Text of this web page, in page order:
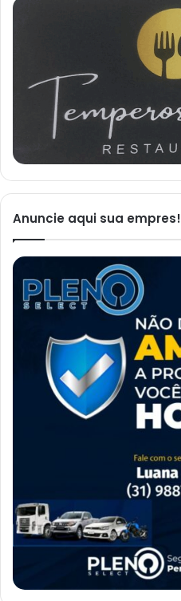
Anuncie aqui sua empres!